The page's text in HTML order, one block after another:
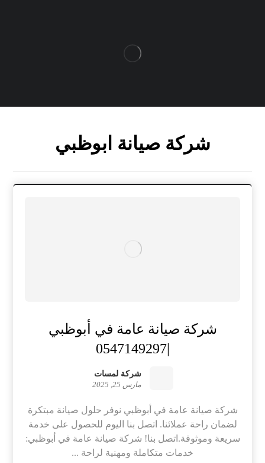
شركة صيانة ابوظبي
شركة صيانة عامة في أبوظبي
|0547149297
شركة لمسات
مارس 25, 2025
شركة صيانة عامة في أبوظبي نوفر حلول صيانة مبتكرة
لضمان راحة عملائنا. اتصل بنا اليوم للحصول على خدمة
سريعة وموثوقة.اتصل بنا! شركة صيانة عامة في أبوظبي:
خدمات متكاملة ومهنية لراحة ...